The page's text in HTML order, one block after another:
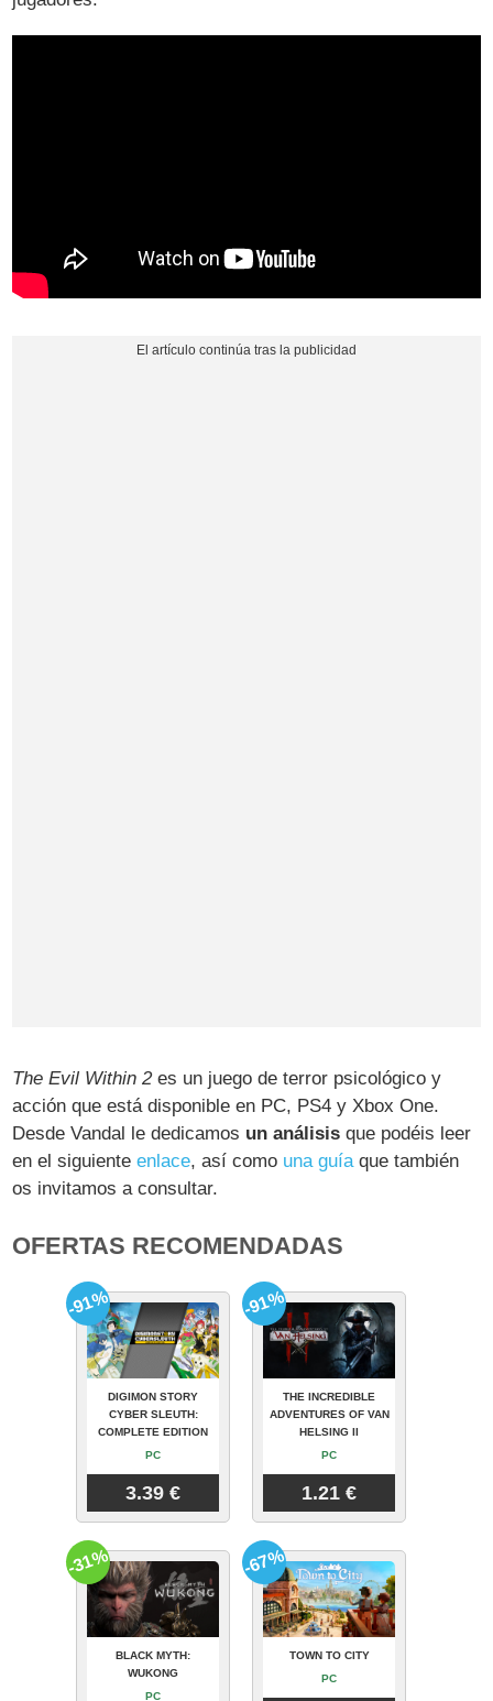
The Evil Within 2es un juego de terror psicológico y
acción que está disponible en PC, PS4 y Xbox One.
Desde Vandal le dedicamos un análisis que podéis leer
en el siguienteenlace, así como una guíaque también
os invitamos a consultar.
OFERTAS RECOMENDADAS
DIGIMON STORY
CYBER SLEUTH:
COMPLETE EDITION
PC
3.39 €
-91%
THE INCREDIBLE
ADVENTURES OF VAN
HELSING II
PC
1.21 €
-91%
BLACK MYTH:
WUKONG
PC
-31%
TOWN TO CITY
PC
-67%